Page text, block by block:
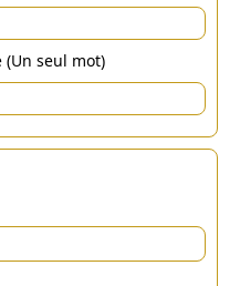
(Un seul mot)